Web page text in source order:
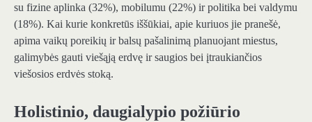
su fizine aplinka (32%), mobilumu (22%) ir politika bei valdymu
(18%). Kai kurie konkretūs iššūkiai, apie kuriuos jie pranešė,
apima vaikų poreikių ir balsų pašalinimą planuojant miestus,
galimybės gauti viešąją erdvę ir saugios bei įtraukiančios
viešosios erdvės stoką.
Holistinio, daugialypio požiūrio